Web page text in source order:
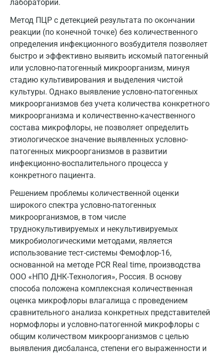
лаборатории.
Метод ПЦР с детекцией результата по окончании
реакции (по конечной точке) без количественного
определения инфекционного возбудителя позволяет
быстро и эффективно выявить искомый патогенный
или условно-патогенный микроорганизм, минуя
стадию культивирования и выделения чистой
культуры. Однако выявление условно-патогенных
микроорганизмов без учета количества конкретного
микроорганизма и количественно-качественного
состава микрофлоры, не позволяет определить
этиологическое значение выявленных условно-
патогенных микроорганизмов в развитии
инфекционно-воспалительного процесса у
конкретного пациента.
Решением проблемы количественной оценки
широкого спектра условно-патогенных
микроорганизмов, в том числе
труднокультивируемых и некультивируемых
микробиологическими методами, является
использование тест-системы Фемофлор-16,
основанной на методе PCR Real time, производства
ООО «НПО ДНК-Технология», Россия. В основу
способа положена комплексная количественная
оценка микрофлоры влагалища с проведением
сравнительного анализа конкретных представителей
нормофлоры и условно-патогенной микрофлоры с
общим количеством микроорганизмов с целью
выявления дисбаланса, степени его выраженности и
Сергиев Посад
Серпухов
Смоленск
Сочи
Ставрополь
Сургут
Тамбов
Тверь
Тольятти
Томск
Туапсе
Тула
Тюмень
Ульяновск
Уфа
Фрязино
Химки